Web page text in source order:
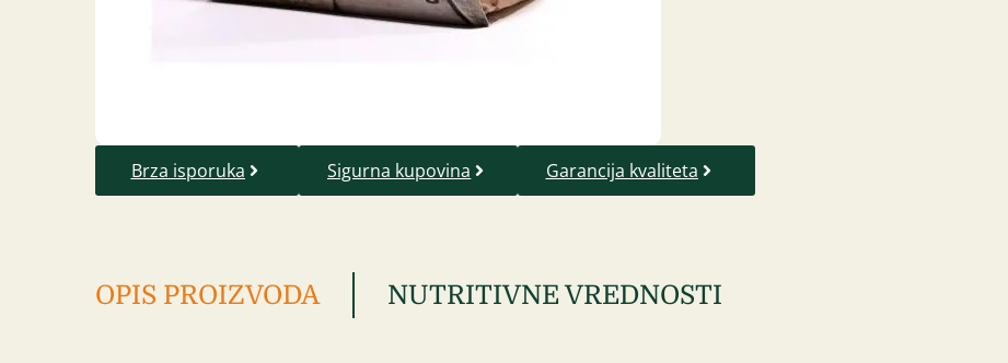
Brza isporuka Sigurna kupovina Garancija kvaliteta
OPIS PROIZVODA NUTRITIVNE VREDNOSTI